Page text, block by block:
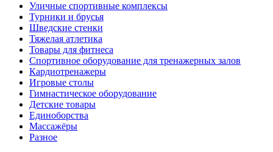
Уличные спортивные комплексы
Турники и брусья
Шведские стенки
Тяжелая атлетика
Товары для фитнеса
Спортивное оборудование для тренажерных залов
Кардиотренажеры
Игровые столы
Гимнастическое оборудование
Детские товары
Единоборства
Массажёры
Разное